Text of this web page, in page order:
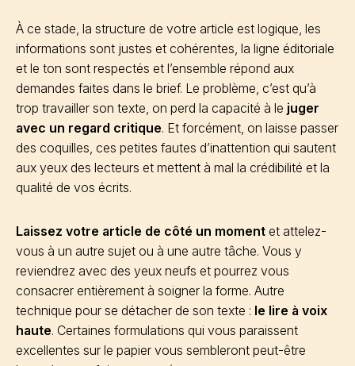
À ce stade, la structure de votre article est logique, les
informations sont justes et cohérentes, la ligne éditoriale
et le ton sont respectés et l’ensemble répond aux
demandes faites dans le brief. Le problème, c’est qu’à
trop travailler son texte, on perd la capacité à le juger
avec un regard critique. Et forcément, on laisse passer
des coquilles, ces petites fautes d’inattention qui sautent
aux yeux des lecteurs et mettent à mal la crédibilité et la
qualité de vos écrits.
Laissez votre article de côté un moment et attelez-
vous à un autre sujet ou à une autre tâche. Vous y
reviendrez avec des yeux neufs et pourrez vous
consacrer entièrement à soigner la forme. Autre
technique pour se détacher de son texte : le lire à voix
haute. Certaines formulations qui vous paraissent
excellentes sur le papier vous sembleront peut-être